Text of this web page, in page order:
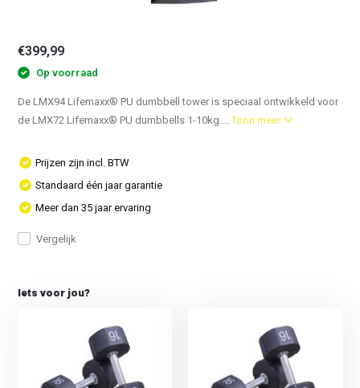
€399,99
Op voorraad
De LMX94 Lifemaxx® PU dumbbell tower is speciaal ontwikkeld voor
de LMX72 Lifemaxx® PU dumbbells 1-10kg....Toon meer
Prijzen zijn incl. BTW
Standaard één jaar garantie
Meer dan 35 jaar ervaring
Vergelijk
Iets voor jou?